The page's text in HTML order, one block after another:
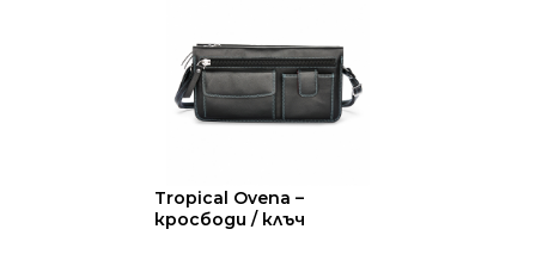
Tropical Ovena –
кросбоди / клъч